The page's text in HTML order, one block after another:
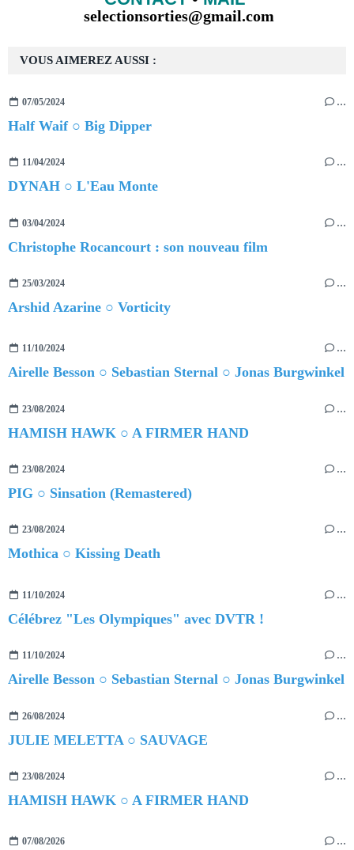
VOUS AIMEREZ AUSSI :
07/05/2024 …
Half Waif ○ Big Dipper
11/04/2024 …
DYNAH ○ L'Eau Monte
03/04/2024 …
Christophe Rocancourt : son nouveau film
25/03/2024 …
Arshid Azarine ○ Vorticity
11/10/2024 …
Airelle Besson ○ Sebastian Sternal ○ Jonas Burgwinkel
23/08/2024 …
HAMISH HAWK ○ A FIRMER HAND
23/08/2024 …
PIG ○ Sinsation (Remastered)
23/08/2024 …
Mothica ○ Kissing Death
11/10/2024 …
Célébrez "Les Olympiques" avec DVTR !
11/10/2024 …
Airelle Besson ○ Sebastian Sternal ○ Jonas Burgwinkel
26/08/2024 …
JULIE MELETTA ○ SAUVAGE
23/08/2024 …
HAMISH HAWK ○ A FIRMER HAND
07/08/2026 …
selectionsorties@gmail.com